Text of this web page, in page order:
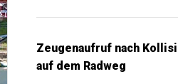
Zeugenaufruf nach
auf dem Radweg